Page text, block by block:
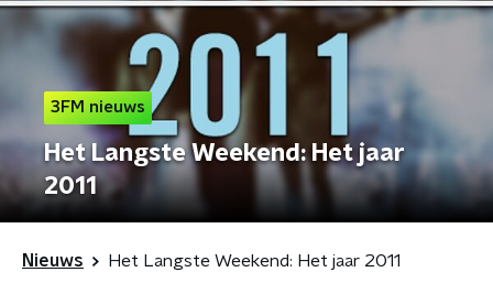
3FM nieuws
Het Langste Weekend: Het jaar
2011
Nieuws Het Langste Weekend: Het jaar 2011